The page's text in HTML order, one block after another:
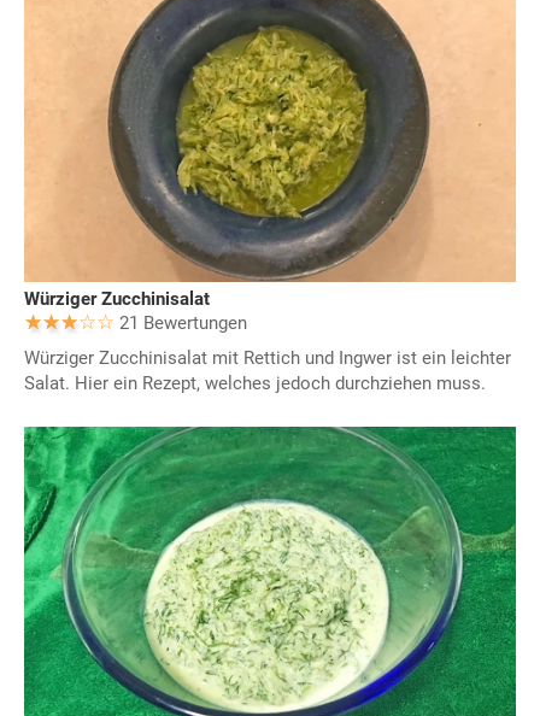
Würziger Zucchinisalat
21 Bewertungen
Würziger Zucchinisalat mit Rettich und Ingwer ist ein leichter
Salat. Hier ein Rezept, welches jedoch durchziehen muss.